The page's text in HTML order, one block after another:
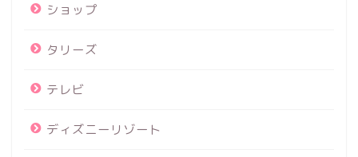
ショップ
タリーズ
テレビ
ディズニーリゾート